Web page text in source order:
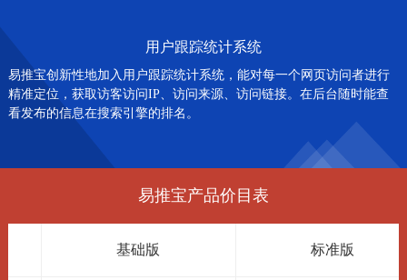
用户跟踪统计系统
易推宝创新性地加入用户跟踪统计系统，能对每一个网页访问者进行
精准定位，获取访客访问IP、访问来源、访问链接。在后台随时能查
看发布的信息在搜索引擎的排名。
易推宝产品价目表
基础版 标准版